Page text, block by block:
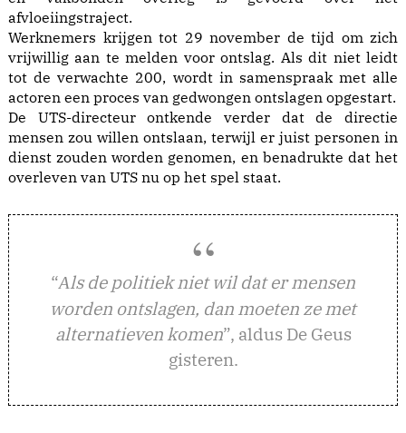
afvloeiingstraject.
Werknemers krijgen tot 29 november de tijd om zich
vrijwillig aan te melden voor ontslag. Als dit niet leidt
tot de verwachte 200, wordt in samenspraak met alle
actoren een proces van gedwongen ontslagen opgestart.
De UTS-directeur ontkende verder dat de directie
mensen zou willen ontslaan, terwijl er juist personen in
dienst zouden worden genomen, en benadrukte dat het
overleven van UTS nu op het spel staat.
“Als de politiek niet wil dat er mensen
worden ontslagen, dan moeten ze met
alternatieven komen”, aldus De Geus
gisteren.